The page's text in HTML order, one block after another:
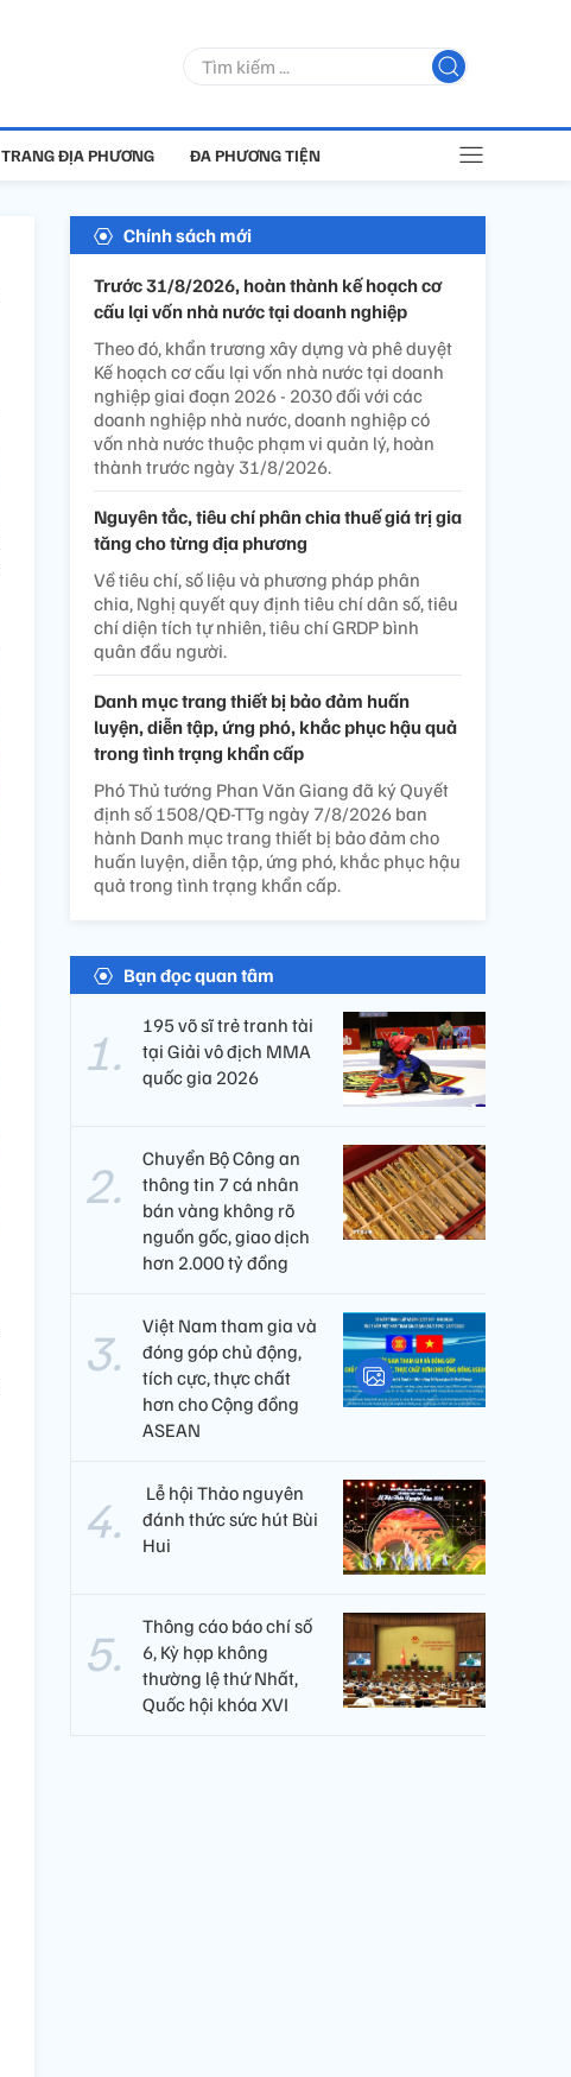
TRANG ĐỊA PHƯƠNG ĐA PHƯƠNG TIỆN
Chính sách mới
Trước 31/8/2026, hoàn thành kế hoạch cơ
cấu lại vốn nhà nước tại doanh nghiệp
Theo đó, khẩn trương xây dựng và phê duyệt
Kế hoạch cơ cấu lại vốn nhà nước tại doanh
nghiệp giai đoạn 2026 - 2030 đối với các
doanh nghiệp nhà nước, doanh nghiệp có
vốn nhà nước thuộc phạm vi quản lý, hoàn
thành trước ngày 31/8/2026.
Nguyên tắc, tiêu chí phân chia thuế giá trị gia
tăng cho từng địa phương
Về tiêu chí, số liệu và phương pháp phân
chia, Nghị quyết quy định tiêu chí dân số, tiêu
chí diện tích tự nhiên, tiêu chí GRDP bình
quân đầu người.
Danh mục trang thiết bị bảo đảm huấn
luyện, diễn tập, ứng phó, khắc phục hậu quả
trong tình trạng khẩn cấp
Phó Thủ tướng Phan Văn Giang đã ký Quyết
định số 1508/QĐ-TTg ngày 7/8/2026 ban
hành Danh mục trang thiết bị bảo đảm cho
huấn luyện, diễn tập, ứng phó, khắc phục hậu
quả trong tình trạng khẩn cấp.
Bạn đọc quan tâm
195 võ sĩ trẻ tranh tài
tại Giải vô địch MMA
quốc gia 2026
Chuyển Bộ Công an
thông tin 7 cá nhân
bán vàng không rõ
nguồn gốc, giao dịch
hơn 2.000 tỷ đồng
Việt Nam tham gia và
đóng góp chủ động,
tích cực, thực chất
hơn cho Cộng đồng
ASEAN
​ Lễ hội Thảo nguyên
đánh thức sức hút Bùi
Hui
Thông cáo báo chí số
6, Kỳ họp không
thường lệ thứ Nhất,
Quốc hội khóa XVI